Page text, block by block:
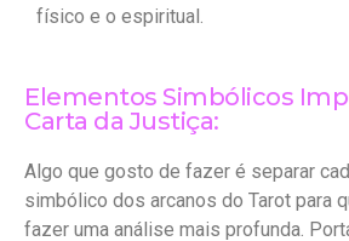
físico e o espiritual.
Elementos Simbólicos
Carta da Justiça:
Algo que gosto de fazer é separar
simbólico dos arcanos do Tarot para
fazer uma análise mais profunda.